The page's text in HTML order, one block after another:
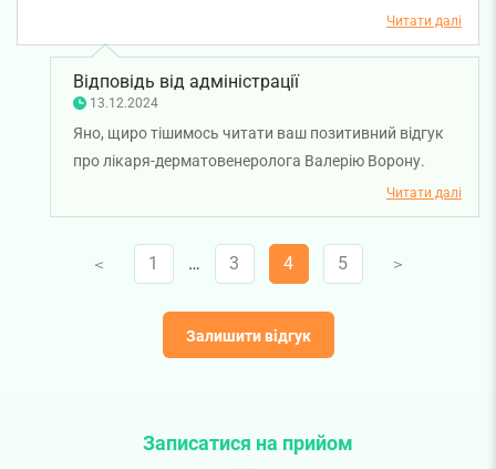
Читати далі
Відповідь від адміністрації
13.12.2024
Яно, щиро тішимось читати ваш позитивний відгук
про лікаря-дерматовенеролога Валерію Ворону.
Раді, що ви залишились задоволені своїм візитом.
Бажаємо міцного здоров'я!
Читати далі
V 1 … 3 4 5 V
Залишити відгук
Записатися на прийом